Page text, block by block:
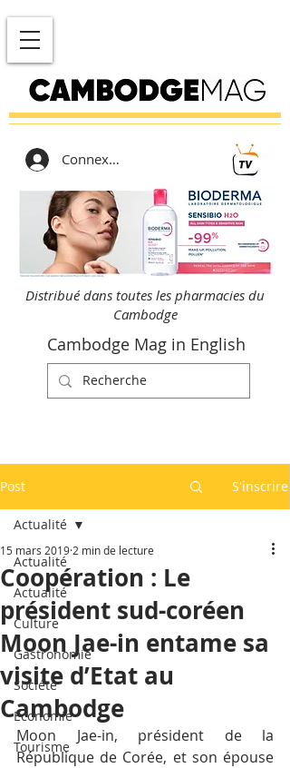
Connexion
Distribué dans toutes les pharmacies du
Cambodge
Cambodge Mag in English
Post S'inscrire
Actualité
Actualité
Culture
Gastronomie
Société
Economie
Tourisme
Actualité
Coopération : Le
président sud-coréen
Moon Jae-in entame sa
visite d’Etat au
Cambodge
15 mars 2019 2 min de lecture
Moon Jae-in, président de la
République de Corée, et son épouse